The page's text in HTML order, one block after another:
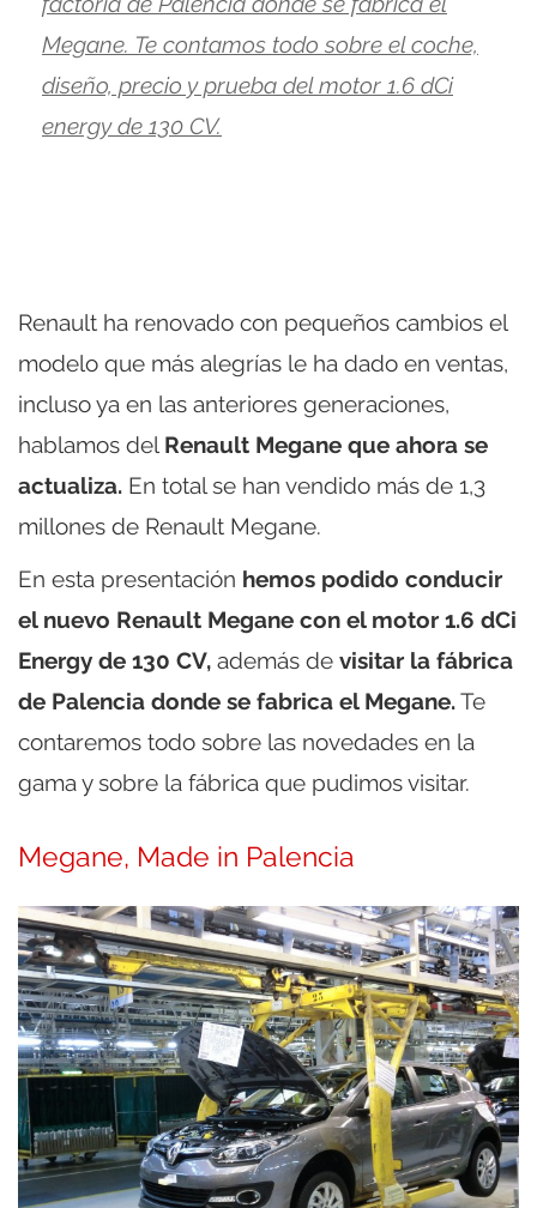
Megane. Te contamos todo sobre el coche,
diseño, precio y prueba del motor 1.6 dCi
energy de 130 CV.
Renault ha renovado con pequeños cambios el
modelo que más alegrías le ha dado en ventas,
incluso ya en las anteriores generaciones,
hablamos del Renault Megane que ahora se
actualiza. En total se han vendido más de 1,3
millones de Renault Megane.
En esta presentación hemos podido conducir
el nuevo Renault Megane con el motor 1.6 dCi
Energy de 130 CV, además de visitar la fábrica
de Palencia donde se fabrica el Megane.Te
contaremos todo sobre las novedades en la
gama y sobre la fábrica que pudimos visitar.
Megane, Made in Palencia